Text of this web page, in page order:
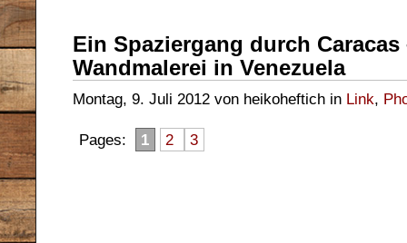
Ein Spaziergang durch
Wandmalerei in Venezuela
Montag, 9. Juli 2012 von heikoheftich in Link,
Pages: 1 2 3